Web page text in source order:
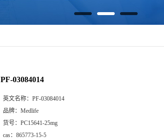
PF-03084014
英文名称： PF-03084014
品牌： Medlife
货号： PC15641-25mg
cas： 865773-15-5